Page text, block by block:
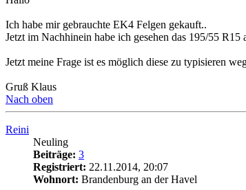
Ich habe mir gebrauchte EK4 Felgen gekauft..
Jetzt im Nachhinein habe ich gesehen das 195/55
Jetzt meine Frage ist es möglich diese zu typisieren
Gruß Klaus
Nach oben
Reini
Neuling
Beiträge: 3
Registriert: 22.11.2014, 20:07
Wohnort: Brandenburg an der Havel